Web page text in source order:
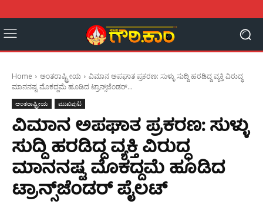
Home ಅಂತರಾಷ್ಟ್ರೀಯ
ವಿಮಾನ ಅಪಘಾತ ಪ್ರಕರಣ: ಸುಳ್ಳು ಸುದ್ದಿ ಹರಡಿದ್ದ ವ್ಯಕ್ತಿ ವಿರುದ್ಧ
ಮಾನನಷ್ಟ ಮೊಕದ್ದಮೆ ಹೂಡಿದ ಟ್ರಾನ್ಸ್‌ಜೆಂಡರ್...
ಅಂತರಾಷ್ಟ್ರೀಯ ಮುಖಪುಟ
ವಿಮಾನ ಅಪಘಾತ ಪ್ರಕರಣ: ಸುಳ್ಳು
ಸುದ್ದಿ ಹರಡಿದ್ದ ವ್ಯಕ್ತಿ ವಿರುದ್ಧ
ಮಾನನಷ್ಟ ಮೊಕದ್ದಮೆ ಹೂಡಿದ
ಟ್ರಾನ್ಸ್‌ಜೆಂಡರ್ ಪೈಲಟ್